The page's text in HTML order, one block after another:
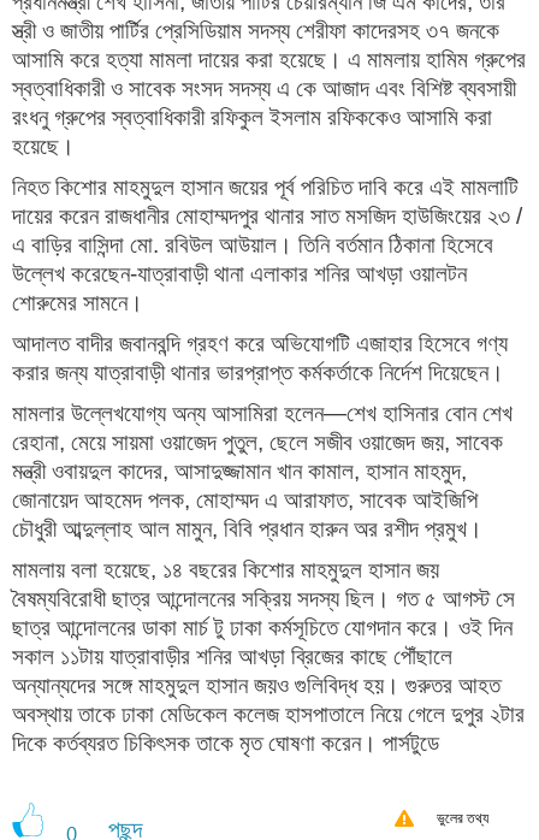
স্ত্রী ও জাতীয় পার্টির প্রেসিডিয়াম সদস্য শেরীফা কাদেরসহ ৩৭ জনকে
আসামি করে হত্যা মামলা দায়ের করা হয়েছে। এ মামলায় হামিম গ্রুপের
স্বত্বাধিকারী ও সাবেক সংসদ সদস্য এ কে আজাদ এবং বিশিষ্ট ব্যবসায়ী
রংধনু গ্রুপের স্বত্বাধিকারী রফিকুল ইসলাম রফিককেও আসামি করা
হয়েছে।
নিহত কিশোর মাহমুদুল হাসান জয়ের পূর্ব পরিচিত দাবি করে এই মামলাটি
দায়ের করেন রাজধানীর মোহাম্মদপুর থানার সাত মসজিদ হাউজিংয়ের ২৩ /
এ বাড়ির বাসিন্দা মো. রবিউল আউয়াল। তিনি বর্তমান ঠিকানা হিসেবে
উল্লেখ করেছেন-যাত্রাবাড়ী থানা এলাকার শনির আখড়া ওয়ালটন
শোরুমের সামনে।
আদালত বাদীর জবানবন্দি গ্রহণ করে অভিযোগটি এজাহার হিসেবে গণ্য
করার জন্য যাত্রাবাড়ী থানার ভারপ্রাপ্ত কর্মকর্তাকে নির্দেশ দিয়েছেন।
মামলার উল্লেখযোগ্য অন্য আসামিরা হলেন—শেখ হাসিনার বোন শেখ
রেহানা, মেয়ে সায়মা ওয়াজেদ পুতুল, ছেলে সজীব ওয়াজেদ জয়, সাবেক
মন্ত্রী ওবায়দুল কাদের, আসাদুজ্জামান খান কামাল, হাসান মাহমুদ,
জোনায়েদ আহমেদ পলক, মোহাম্মদ এ আরাফাত, সাবেক আইজিপি
চৌধুরী আব্দুল্লাহ আল মামুন, বিবি প্রধান হারুন অর রশীদ প্রমুখ।
মামলায় বলা হয়েছে, ১৪ বছরের কিশোর মাহমুদুল হাসান জয়
বৈষম্যবিরোধী ছাত্র আন্দোলনের সক্রিয় সদস্য ছিল। গত ৫ আগস্ট সে
ছাত্র আন্দোলনের ডাকা মার্চ টু ঢাকা কর্মসূচিতে যোগদান করে। ওই দিন
সকাল ১১টায় যাত্রাবাড়ীর শনির আখড়া ব্রিজের কাছে পৌঁছালে
অন্যান্যদের সঙ্গে মাহমুদুল হাসান জয়ও গুলিবিদ্ধ হয়। গুরুতর আহত
অবস্থায় তাকে ঢাকা মেডিকেল কলেজ হাসপাতালে নিয়ে গেলে দুপুর ২টার
দিকে কর্তব্যরত চিকিৎসক তাকে মৃত ঘোষণা করেন। পার্সটুডে
0 পছন্দ ভুলের তথ্য